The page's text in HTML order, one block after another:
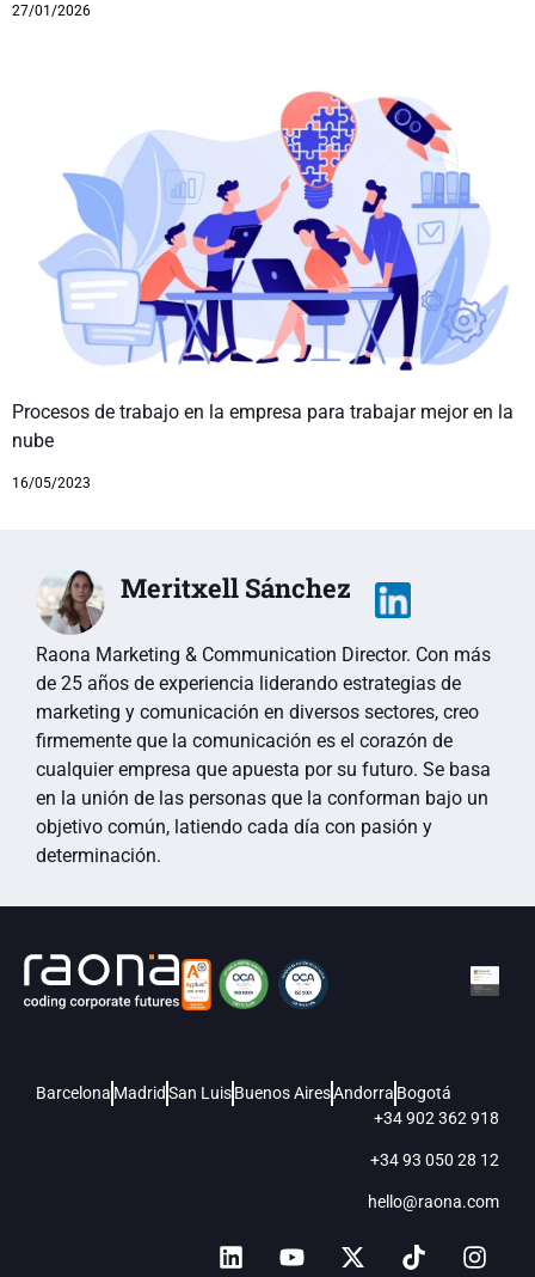
27/01/2026
Procesos de trabajo en la empresa para trabajar mejor en la
nube
16/05/2023
Meritxell Sánchez
Raona Marketing & Communication Director. Con más
de 25 años de experiencia liderando estrategias de
marketing y comunicación en diversos sectores, creo
firmemente que la comunicación es el corazón de
cualquier empresa que apuesta por su futuro. Se basa
en la unión de las personas que la conforman bajo un
objetivo común, latiendo cada día con pasión y
determinación.
Barcelona MadridSan LuisBuenos AiresAndorra Bogotá
+34 902 362 918
+34 93 050 28 12
hello@raona.com